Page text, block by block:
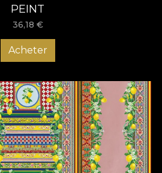
PEINT
36,18 €
Acheter